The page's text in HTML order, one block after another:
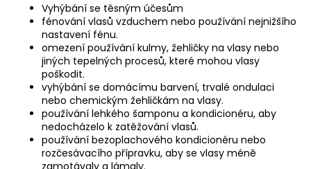
Vyhýbání se těsným účesům
fénování vlasů vzduchem nebo používání nejnižšího
nastavení fénu.
omezení používání kulmy, žehličky na vlasy nebo
jiných tepelných procesů, které mohou vlasy
poškodit.
vyhýbání se domácímu barvení, trvalé ondulaci
nebo chemickým žehličkám na vlasy.
používání lehkého šamponu a kondicionéru, aby
nedocházelo k zatěžování vlasů.
používání bezoplachového kondicionéru nebo
rozčesávacího přípravku, aby se vlasy méně
zamotávaly a lámaly.